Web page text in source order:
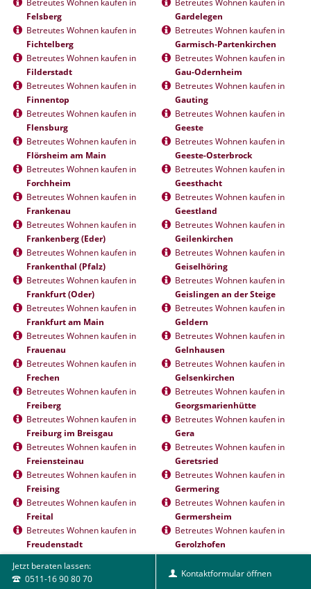
Jetzt beraten lassen:
0511-16 90 80 70
Kontaktformular öffnen
Felsberg
Betreutes Wohnen kaufen in
Fichtelberg
Betreutes Wohnen kaufen in
Filderstadt
Betreutes Wohnen kaufen in
Finnentop
Betreutes Wohnen kaufen in
Flensburg
Betreutes Wohnen kaufen in
Flörsheim am Main
Betreutes Wohnen kaufen in
Forchheim
Betreutes Wohnen kaufen in
Frankenau
Betreutes Wohnen kaufen in
Frankenberg (Eder)
Betreutes Wohnen kaufen in
Frankenthal (Pfalz)
Betreutes Wohnen kaufen in
Frankfurt (Oder)
Betreutes Wohnen kaufen in
Frankfurt am Main
Betreutes Wohnen kaufen in
Frauenau
Betreutes Wohnen kaufen in
Frechen
Betreutes Wohnen kaufen in
Freiberg
Betreutes Wohnen kaufen in
Freiburg im Breisgau
Betreutes Wohnen kaufen in
Freiensteinau
Betreutes Wohnen kaufen in
Freising
Betreutes Wohnen kaufen in
Freital
Betreutes Wohnen kaufen in
Freudenstadt
Betreutes Wohnen kaufen in
Freyung
Betreutes Wohnen kaufen in
Gardelegen
Betreutes Wohnen kaufen in
Garmisch-Partenkirchen
Betreutes Wohnen kaufen in
Gau-Odernheim
Betreutes Wohnen kaufen in
Gauting
Betreutes Wohnen kaufen in
Geeste
Betreutes Wohnen kaufen in
Geeste-Osterbrock
Betreutes Wohnen kaufen in
Geesthacht
Betreutes Wohnen kaufen in
Geestland
Betreutes Wohnen kaufen in
Geilenkirchen
Betreutes Wohnen kaufen in
Geiselhöring
Betreutes Wohnen kaufen in
Geislingen an der Steige
Betreutes Wohnen kaufen in
Geldern
Betreutes Wohnen kaufen in
Gelnhausen
Betreutes Wohnen kaufen in
Gelsenkirchen
Betreutes Wohnen kaufen in
Georgsmarienhütte
Betreutes Wohnen kaufen in
Gera
Betreutes Wohnen kaufen in
Geretsried
Betreutes Wohnen kaufen in
Germering
Betreutes Wohnen kaufen in
Germersheim
Betreutes Wohnen kaufen in
Gerolzhofen
Betreutes Wohnen kaufen in
Gersfeld